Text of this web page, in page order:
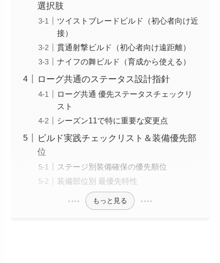
選択肢
ツイストブレードビルド（初心者向け近
接）
貫通射撃ビルド（初心者向け遠距離）
ナイフの舞ビルド（育成から使える）
ローグ共通のステータス設計指針
ローグ共通 優先ステータスチェックリ
スト
シーズン11で特に重要な変更点
ビルド実践チェックリスト＆装備優先部
位
ステージ別装備確保の優先順位
装備部位別 最優先特性
もっと見る